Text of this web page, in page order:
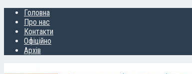
Головна
Про нас
Контакти
Офіційно
Архів